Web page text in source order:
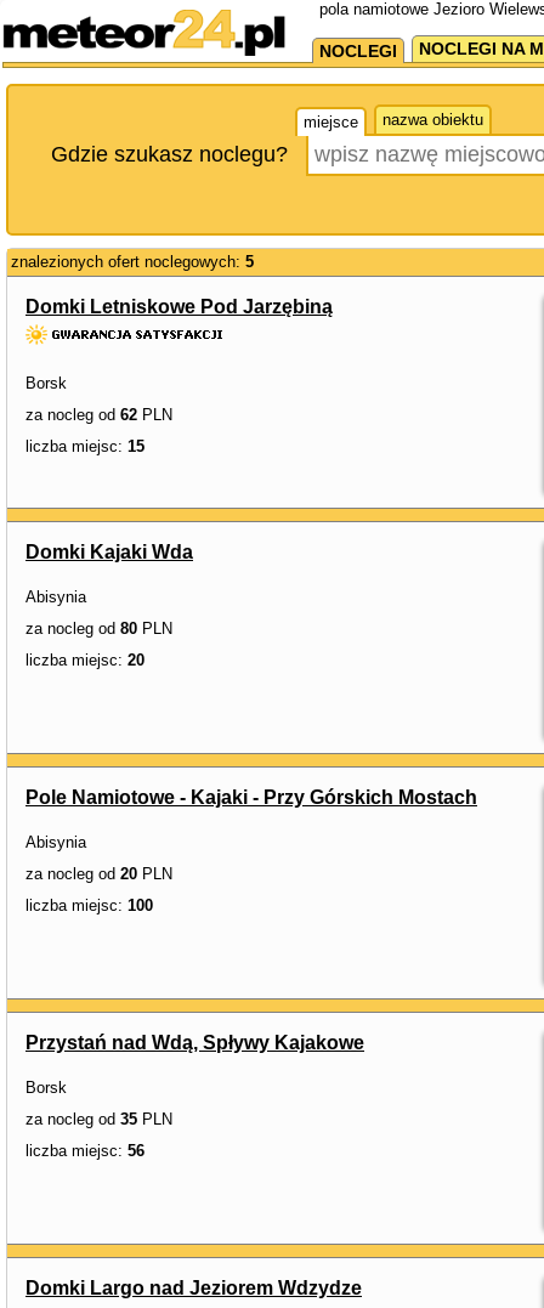
pola namiotowe Jezioro
NOCLEGI NOCLEGI NA
miejsce nazwa obiektu
Gdzie szukasz noclegu?
znalezionych ofert noclegowych: 5
Domki Letniskowe Pod Jarzębiną
Borsk
za nocleg od 62 PLN
liczba miejsc: 15
Domki Kajaki Wda
Abisynia
za nocleg od 80 PLN
liczba miejsc: 20
Pole Namiotowe - Kajaki - Przy Górskich Mostach
Abisynia
za nocleg od 20 PLN
liczba miejsc: 100
Przystań nad Wdą, Spływy Kajakowe
Borsk
za nocleg od 35 PLN
liczba miejsc: 56
Domki Largo nad Jeziorem Wdzydze